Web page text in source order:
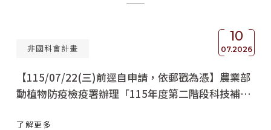
活動訊息
10
07.2026
非國科會計畫
【115/07/22(三)前逕自申請，依郵戳為憑】農業部
動植物防疫檢疫署辦理「115年度第二階段科技補助
了解更多